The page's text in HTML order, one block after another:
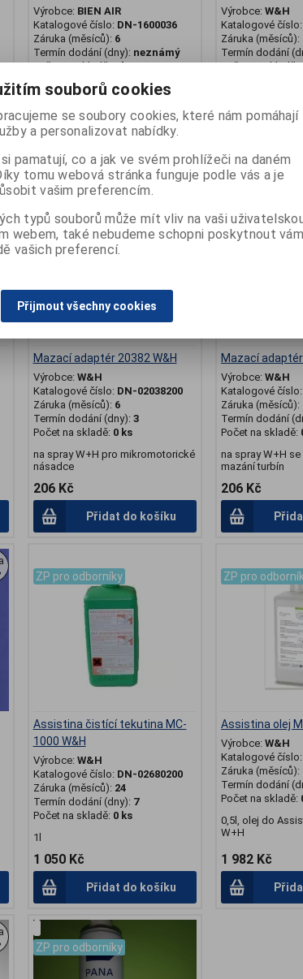
Výrobce: BIEN AIR
Katalogové číslo: DN-1600036
Záruka (měsíců): 6
Termín dodání (dny):neznámý
Počet na skladě:0 ks
500 ml, čistící spray na násadce
1 135 Kč
Výrobce: W&H
Katalogové číslo:
Záruka (měsíců):
Termín dodání
Počet na skladě:
400 ml, servisní
867 Kč 1 044 Kč
.
ZP pro odborníky
Mazací adaptér 20382 W&H
Výrobce: W&H
Katalogové číslo: DN-02038200
Záruka (měsíců): 6
Termín dodání (dny): 3
Počet na skladě: 0 ks
na spray W+H pro mikromotorické
násadce
206 Kč
Přidat do košíku
ZP pro odborníky
Mazací adaptér
Výrobce: W&H
Katalogové číslo:
Záruka (měsíců):
Termín dodání
Počet na skladě:
na spray W+H
mazání turbín
206 Kč
ZP pro odborníky
Assistina čistící tekutina MC-
1000 W&H
Výrobce: W&H
Katalogové číslo: DN-02680200
Záruka (měsíců): 24
Termín dodání (dny): 7
Počet na skladě: 0 ks
1l
1 050 Kč
Přidat do košíku
ZP pro
Assistina olej
Výrobce: W&H
Katalogové číslo:
Záruka (měsíců):
Termín dodání
Počet na skladě:
0,5l, olej do
W+H
1 982 Kč
ZP pro odborníky
souborů cookies
se soubory cookies, které nám pomáhají
a personalizovat nabídky.
pamatují, co a jak ve svém prohlížeči na daném
tomu webová stránka funguje podle vás a je
vašim preferencím.
typů souborů může mít vliv na vaši
webem, také nebudeme schopni poskytnout vám
vašich preferencí.
Přijmout všechny cookies